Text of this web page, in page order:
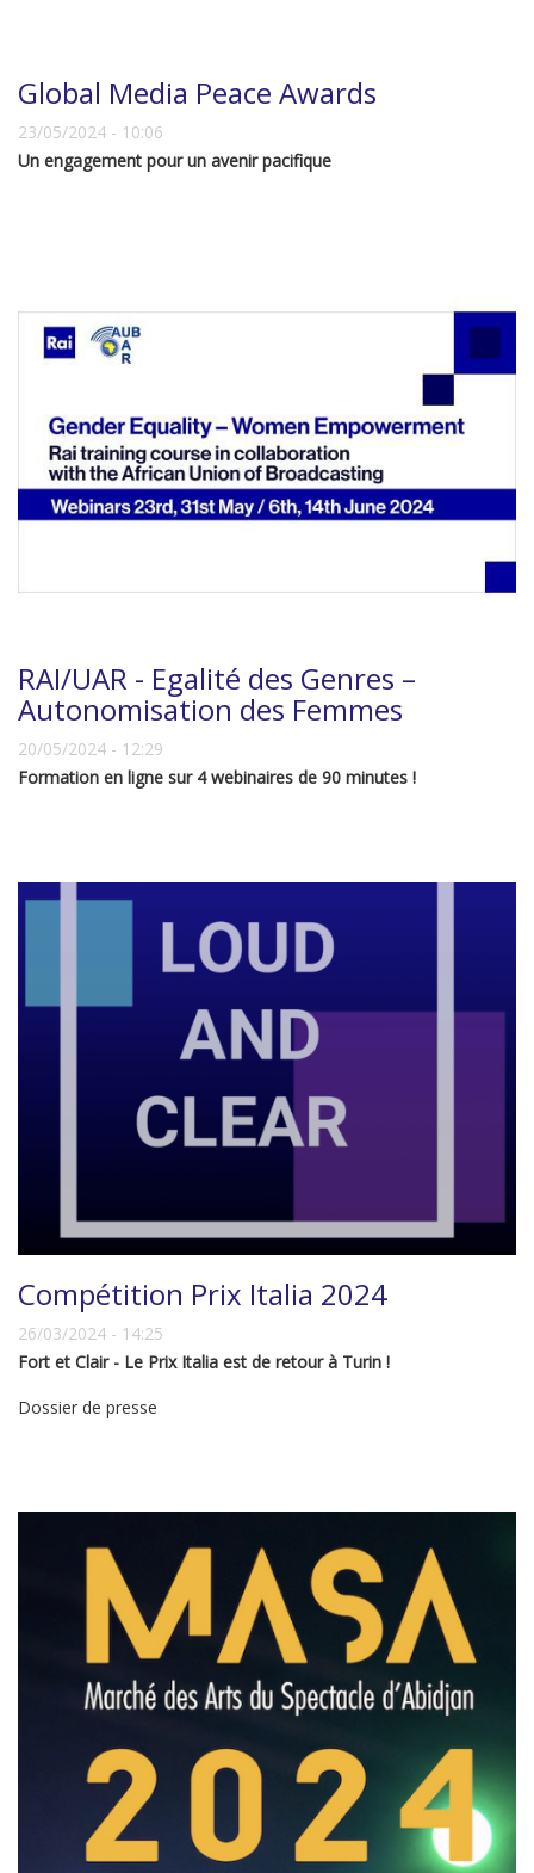
Global Media Peace Awards
23/05/2024 - 10:06
Un engagement pour un avenir pacifique
RAI/UAR - Egalité des Genres –
Autonomisation des Femmes
20/05/2024 - 12:29
Formation en ligne sur 4 webinaires de 90 minutes !
Compétition Prix Italia 2024
26/03/2024 - 14:25
Fort et Clair - Le Prix Italia est de retour à Turin !
Dossier de presse